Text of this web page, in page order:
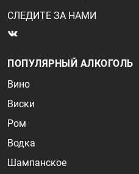
СЛЕДИТЕ ЗА НАМИ
ПОПУЛЯРНЫЙ АЛКОГОЛЬ
Вино
Виски
Ром
Водка
Шампанское